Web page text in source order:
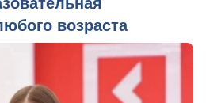
возраста